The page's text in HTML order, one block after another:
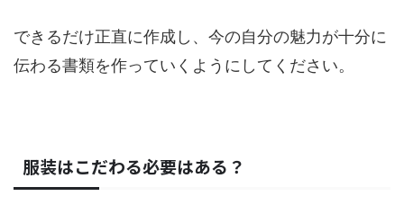
できるだけ正直に作成し、今の自分の魅力が十分に
伝わる書類を作っていくようにしてください。
服装はこだわる必要はある？